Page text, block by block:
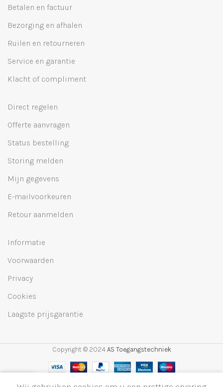
Betalen en factuur
Bezorging en afhalen
Ruilen en retourneren
Service en garantie
Klacht of compliment
Direct regelen
Offerte aanvragen
Status bestelling
Storing melden
Mijn gegevens
E-mailvoorkeuren
Retour aanmelden
Informatie
Voorwaarden
Privacy
Cookies
Laagste prijsgarantie
Copyright © 2024 AS Toegangstechniek